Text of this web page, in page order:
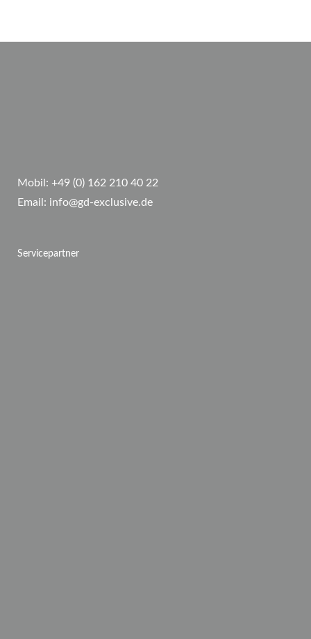
Mobil: +49 (0) 162 210 40 22
Email: info@gd-exclusive.de
Servicepartner